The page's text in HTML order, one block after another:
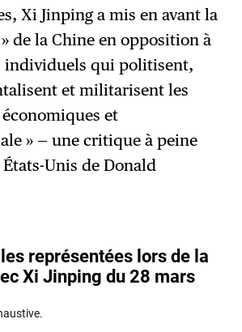
Xi Jinping a mis en avant la
de la Chine en opposition à
individuels qui politisent,
et militarisent les
et
» — une critique à peine
Unis de Donald